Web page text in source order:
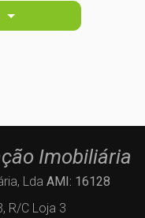
Imobiliária
Lda AMI: 16128
R/C Loja 3